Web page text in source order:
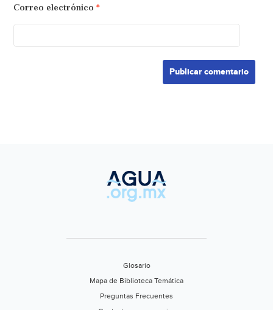
Correo electrónico *
Glosario
Mapa de Biblioteca Temática
Preguntas Frecuentes